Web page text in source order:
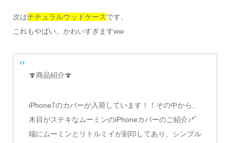
次はナチュラルウッドケースです。
これもやばい。かわいすぎますww
🍄商品紹介🍄
iPhone7のカバーが入荷しています！！その中から、
木目がステキなムーミンのiPhoneカバーのご紹介♪*ﾟ
端にムーミンとリトルミイが刻印してあり、シンプル